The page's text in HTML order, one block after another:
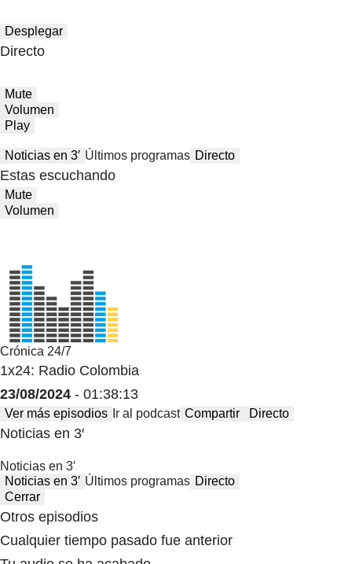
Desplegar
Directo
Mute
Volumen
Play
Noticias en 3′ Últimos programas Directo
Estas escuchando
Mute
Volumen
Crónica 24/7
1x24: Radio Colombia
23/08/2024 - 01:38:13
Ver más episodios Ir al podcast Compartir Directo
Noticias en 3′
Noticias en 3′
Noticias en 3′ Últimos programas Directo
Cerrar
Otros episodios
Cualquier tiempo pasado fue anterior